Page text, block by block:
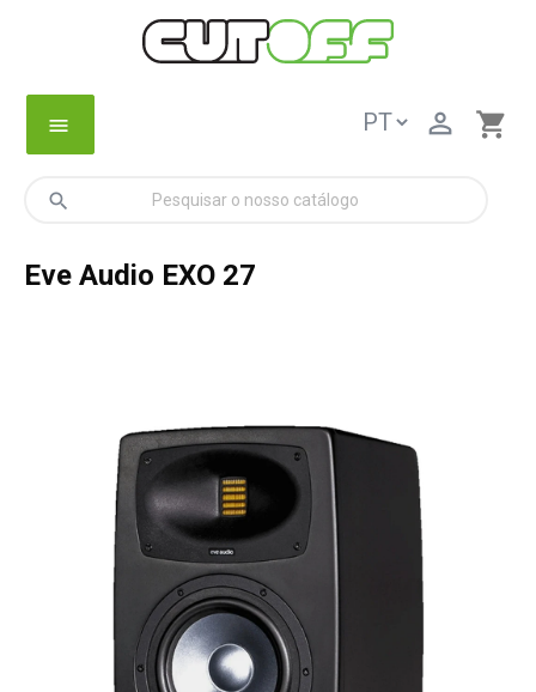
menu shopping_cart

search
Eve Audio EXO 27